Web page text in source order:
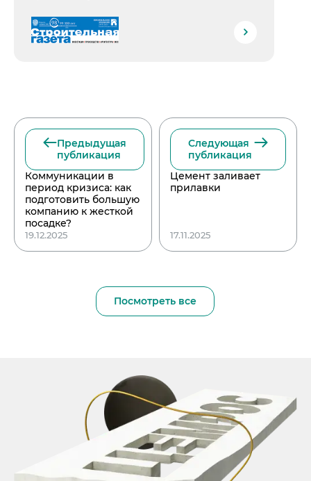
Предыдущая
публикация
Коммуникации в
период кризиса: как
подготовить большую
компанию к жесткой
посадке?
19.12.2025
Следующая
публикация
Цемент заливает
прилавки
17.11.2025
Посмотреть все